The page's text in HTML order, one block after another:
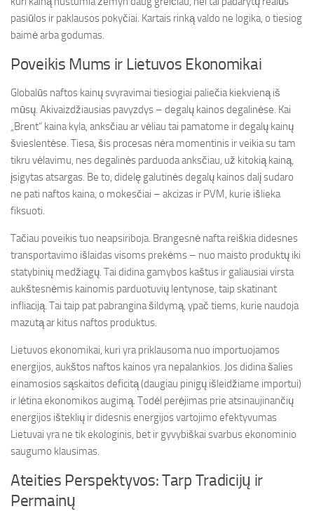
pasiūlos ir paklausos pokyčiai. Kartais rinką valdo ne logika, o tiesiog
baimė arba godumas.
Poveikis Mums ir Lietuvos Ekonomikai
Globalūs naftos kainų svyravimai tiesiogiai paliečia kiekvieną iš
mūsų. Akivaizdžiausias pavyzdys – degalų kainos degalinėse. Kai
„Brent“ kaina kyla, anksčiau ar vėliau tai pamatome ir degalų kainų
švieslentėse. Tiesa, šis procesas nėra momentinis ir veikia su tam
tikru vėlavimu, nes degalinės parduoda anksčiau, už kitokią kainą,
įsigytas atsargas. Be to, didelę galutinės degalų kainos dalį sudaro
ne pati naftos kaina, o mokesčiai – akcizas ir PVM, kurie išlieka
fiksuoti.
Tačiau poveikis tuo neapsiriboja. Brangesnė nafta reiškia didesnes
transportavimo išlaidas visoms prekėms – nuo maisto produktų iki
statybinių medžiagų. Tai didina gamybos kaštus ir galiausiai virsta
aukštesnėmis kainomis parduotuvių lentynose, taip skatinant
infliaciją. Tai taip pat pabrangina šildymą, ypač tiems, kurie naudoja
mazutą ar kitus naftos produktus.
Lietuvos ekonomikai, kuri yra priklausoma nuo importuojamos
energijos, aukštos naftos kainos yra nepalankios. Jos didina šalies
einamosios sąskaitos deficitą (daugiau pinigų išleidžiame importui)
ir lėtina ekonomikos augimą. Todėl perėjimas prie atsinaujinančių
energijos išteklių ir didesnis energijos vartojimo efektyvumas
Lietuvai yra ne tik ekologinis, bet ir gyvybiškai svarbus ekonominio
saugumo klausimas.
Ateities Perspektyvos: Tarp Tradicijų ir
Permainų